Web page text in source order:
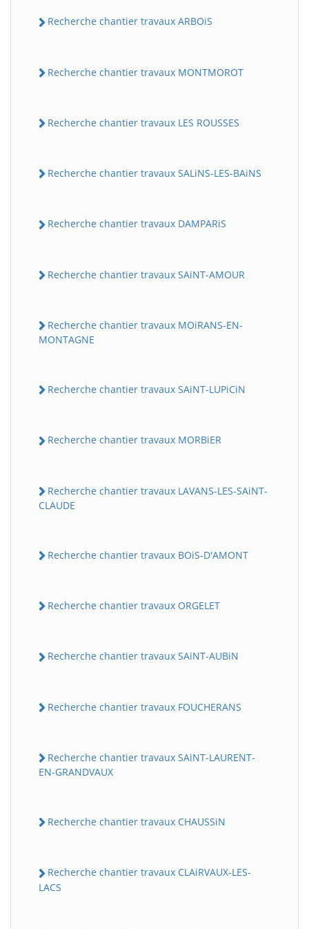
Recherche chantier travaux ARBOiS
Recherche chantier travaux MONTMOROT
Recherche chantier travaux LES ROUSSES
Recherche chantier travaux SALiNS-LES-BAiNS
Recherche chantier travaux DAMPARiS
Recherche chantier travaux SAiNT-AMOUR
Recherche chantier travaux MOiRANS-EN-
MONTAGNE
Recherche chantier travaux SAiNT-LUPiCiN
Recherche chantier travaux MORBiER
Recherche chantier travaux LAVANS-LES-SAiNT-
CLAUDE
Recherche chantier travaux BOiS-D'AMONT
Recherche chantier travaux ORGELET
Recherche chantier travaux SAiNT-AUBiN
Recherche chantier travaux FOUCHERANS
Recherche chantier travaux SAiNT-LAURENT-
EN-GRANDVAUX
Recherche chantier travaux CHAUSSiN
Recherche chantier travaux CLAiRVAUX-LES-
LACS